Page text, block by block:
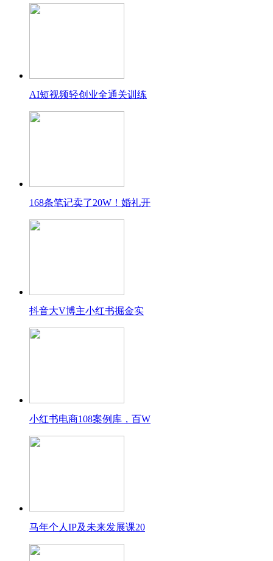
AI短视频轻创业全通关训练
168条笔记卖了20W！婚礼开
抖音大V博主小红书掘金实
小红书电商108案例库，百W
马年个人IP及未来发展课20